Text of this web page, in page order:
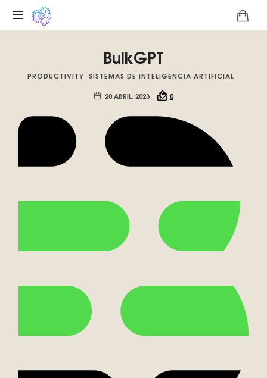
la
del
BulkGPT
PRODUCTIVITY SISTEMAS DE INTELIGENCIA ARTIFICIAL
20 ABRIL, 2023
0